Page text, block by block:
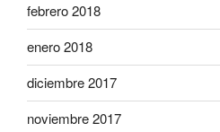
febrero 2018
enero 2018
diciembre 2017
noviembre 2017